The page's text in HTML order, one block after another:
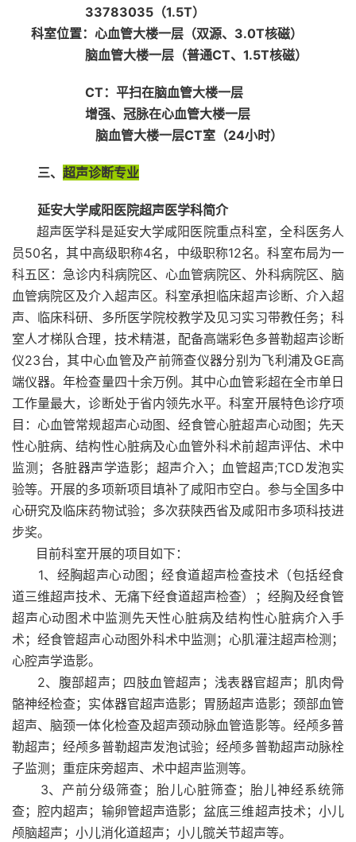
33783035（1.5T）
科室位置：心血管大楼一层（双源、3.0T核磁）
脑血管大楼一层（普通CT、1.5T核磁）
CT：平扫在脑血管大楼一层
增强、冠脉在心血管大楼一层
脑血管大楼一层CT室（24小时）
三、 超声诊断专业
延安大学咸阳医院超声医学科简介
超声医学科是延安大学咸阳医院重点科室，全科医务人
员50名，其中高级职称4名，中级职称12名。科室布局为一
科五区：急诊内科病院区、心血管病院区、外科病院区、脑
血管病院区及介入超声区。科室承担临床超声诊断、介入超
声、临床科研、多所医学院校教学及见习实习带教任务；科
室人才梯队合理，技术精湛，配备高端彩色多普勒超声诊断
仪23台，其中心血管及产前筛查仪器分别为飞利浦及GE高
端仪器。年检查量四十余万例。其中心血管彩超在全市单日
工作量最大，诊断处于省内领先水平。科室开展特色诊疗项
目：心血管常规超声心动图、经食管心脏超声心动图；先天
性心脏病、结构性心脏病及心血管外科术前超声评估、术中
监测；各脏器声学造影；超声介入；血管超声;TCD发泡实
验等。开展的多项新项目填补了咸阳市空白。参与全国多中
心研究及临床药物试验；多次获陕西省及咸阳市多项科技进
步奖。
目前科室开展的项目如下：
1、经胸超声心动图；经食道超声检查技术（包括经食
道三维超声技术、无痛下经食道超声检查）；经胸及经食管
超声心动图术中监测先天性心脏病及结构性心脏病介入手
术；经食管超声心动图外科术中监测；心肌灌注超声检测；
心腔声学造影。
2、腹部超声；四肢血管超声；浅表器官超声；肌肉骨
骼神经检查；实体器官超声造影；胃肠超声造影；颈部血管
超声、脑颈一体化检查及超声颈动脉血管造影等。经颅多普
勒超声；经颅多普勒超声发泡试验；经颅多普勒超声动脉栓
子监测；重症床旁超声、术中超声监测等。
3、产前分级筛查；胎儿心脏筛查；胎儿神经系统筛
查；腔内超声；输卵管超声造影；盆底三维超声技术；小儿
颅脑超声；小儿消化道超声；小儿髋关节超声等。